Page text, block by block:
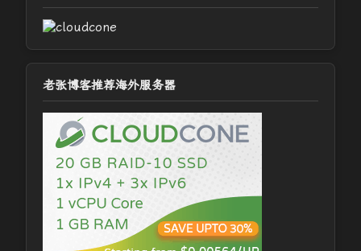
老张博客推荐海外服务器